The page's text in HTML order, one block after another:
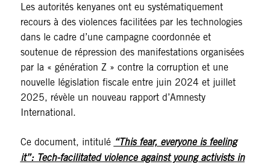
Les autorités kenyanes ont eu systématiquement
recours à des violences facilitées par les technologies
dans le cadre d’une campagne coordonnée et
soutenue de répression des manifestations organisées
par la « génération Z » contre la corruption et une
nouvelle législation fiscale entre juin 2024 et juillet
2025, révèle un nouveau rapport d’Amnesty
International.
Ce document, intitulé “This fear, everyone is feeling
it”: Tech-facilitated violence against young activists in